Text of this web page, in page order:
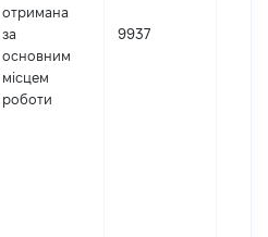
отримана
за
основним
місцем
роботи
9937